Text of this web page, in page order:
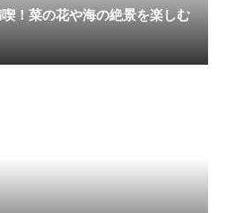
！菜の花や海の絶景を楽しむ